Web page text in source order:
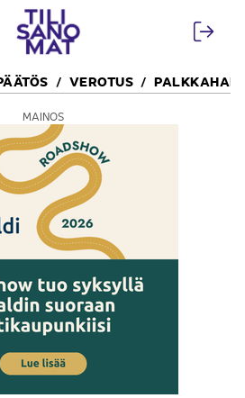
VEROTUS
MAINOS